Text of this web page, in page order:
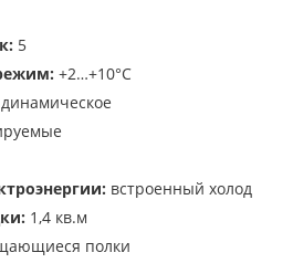
5
+2…+10°C
динамическое
встроенный холод
1,4 кв.м
полки